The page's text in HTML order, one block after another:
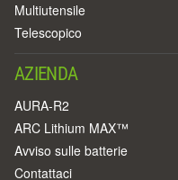
Multiutensile
Telescopico
AZIENDA
AURA-R2
ARC Lithium MAX™
Avviso sulle batterie
Contattaci